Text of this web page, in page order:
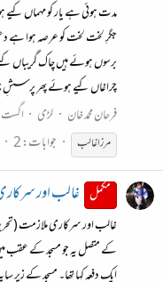
مدت ہوئی ہے یار کو مہماں
جگرِ لخت لخت کو عرصہ ہوا ہے
برسوں ہوئے ہیں چاک گریباں
چراغاں کیے ہوئے پھر
فرحان محمد خان
لڑی اگست 10، 2017
مرزاغالب جوابات: 2
مکمل غالب اور
غالب اور سرکاری ملازمت
کے متصل یہ جو مسجد کے
ایک دفعہ کہا تھا۔ مسجد کے زیر